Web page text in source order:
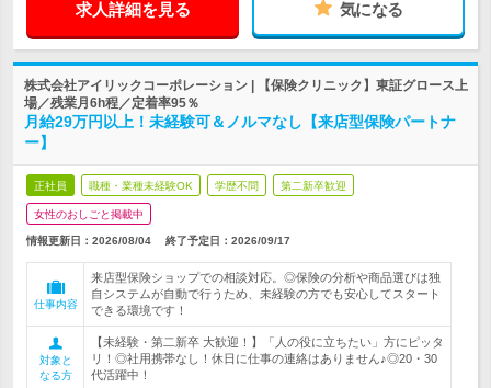
求人詳細を見る 気になる
株式会社アイリックコーポレーション | 【保険クリニック】東証グロース上
場／残業月6h程／定着率95％
月給29万円以上！未経験可＆ノルマなし【来店型保険パートナ
ー】
正社員 職種・業種未経験OK 学歴不問 第二新卒歓迎
女性のおしごと掲載中
情報更新日：2026/08/04 終了予定日： 2026/09/17
仕事内容
来店型保険ショップでの相談対応。◎保険の分析や商品選びは独
自システムが自動で行うため、未経験の方でも安心してスタート
できる環境です！
対象と
なる方
【未経験・第二新卒 大歓迎！】「人の役に立ちたい」方にピッタ
リ！◎社用携帯なし！休日に仕事の連絡はありません♪◎20・30
代活躍中！